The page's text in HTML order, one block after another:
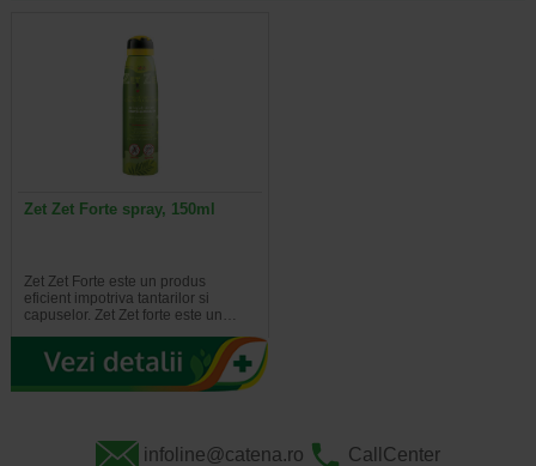
Zet Zet Forte spray, 150ml
Zet Zet Forte este un produs
eficient impotriva tantarilor si
capuselor. Zet Zet forte este un…
infoline@catena.ro CallCenter